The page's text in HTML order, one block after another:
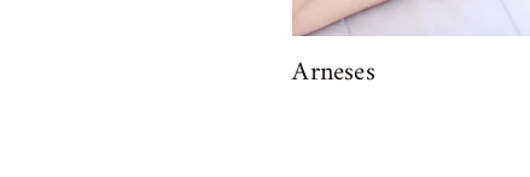
Arneses